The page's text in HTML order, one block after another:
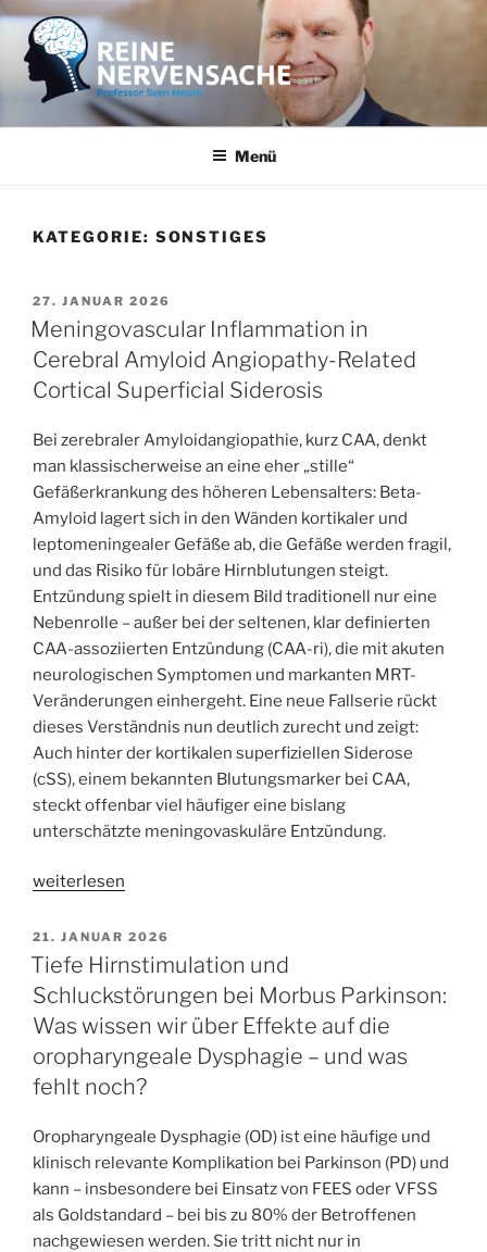
Zum
Inhalt
springen
REINE NERVENSACHE
Professor Sven Meuth
Menü
KATEGORIE: SONSTIGES
VERÖFFENTLICHT
AM
27. JANUAR 2026
Meningovascular Inflammation in
Cerebral Amyloid Angiopathy-Related
Cortical Superficial Siderosis
Bei zerebraler Amyloidangiopathie, kurz CAA, denkt
man klassischerweise an eine eher „stille“
Gefäßerkrankung des höheren Lebensalters: Beta-
Amyloid lagert sich in den Wänden kortikaler und
leptomeningealer Gefäße ab, die Gefäße werden fragil,
und das Risiko für lobäre Hirnblutungen steigt.
Entzündung spielt in diesem Bild traditionell nur eine
Nebenrolle – außer bei der seltenen, klar definierten
CAA-assoziierten Entzündung (CAA-ri), die mit akuten
neurologischen Symptomen und markanten MRT-
Veränderungen einhergeht. Eine neue Fallserie rückt
dieses Verständnis nun deutlich zurecht und zeigt:
Auch hinter der kortikalen superfiziellen Siderose
(cSS), einem bekannten Blutungsmarker bei CAA,
steckt offenbar viel häufiger eine bislang
unterschätzte meningovaskuläre Entzündung.
„Meningovascular
in
Cerebral
Amyloid
Angiopathy-
Related
Cortical
Superficial
weiterlesen
VERÖFFENTLICHT
AM
21. JANUAR 2026
Tiefe Hirnstimulation und
Schluckstörungen bei Morbus Parkinson:
Was wissen wir über Effekte auf die
oropharyngeale Dysphagie – und was
fehlt noch?
Oropharyngeale Dysphagie (OD) ist eine häufige und
klinisch relevante Komplikation bei Parkinson (PD) und
kann – insbesondere bei Einsatz von FEES oder VFSS
als Goldstandard – bei bis zu 80% der Betroffenen
nachgewiesen werden. Sie tritt nicht nur in